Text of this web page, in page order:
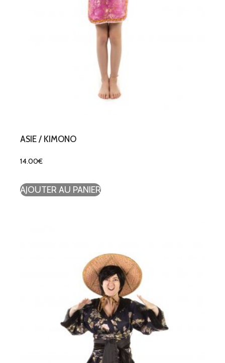
ASIE / KIMONO
14.00€
AJOUTER AU PANIER